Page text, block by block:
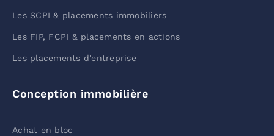
Les SCPI & placements immobiliers
Les FIP, FCPI & placements en actions
Les placements d'entreprise
Conception immobilière
Achat en bloc